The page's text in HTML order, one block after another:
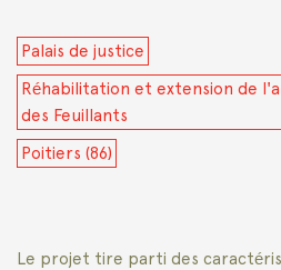
Palais de justice
Réhabilitation et extension de
des Feuillants
Poitiers (86)
Le projet tire parti des